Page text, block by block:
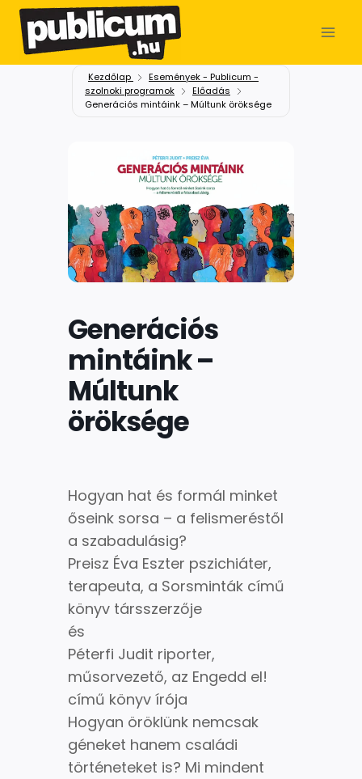
Kezdőlap
Események - Publicum -
szolnoki programok
Előadás
Generációs mintáink – Múltunk öröksége
Generációs
mintáink –
Múltunk
öröksége
Hogyan hat és formál minket
őseink sorsa – a felismeréstől
a szabadulásig?
Preisz Éva Eszter pszichiáter,
terapeuta, a Sorsminták című
könyv társszerzője
és
Péterfi Judit riporter,
műsorvezető, az Engedd el!
című könyv írója
Hogyan öröklünk nemcsak
géneket hanem családi
történeteket is? Mi mindent